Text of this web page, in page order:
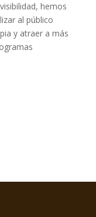
hemos
al público
y atraer a más